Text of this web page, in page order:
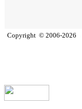
Copyright © 2006-2026